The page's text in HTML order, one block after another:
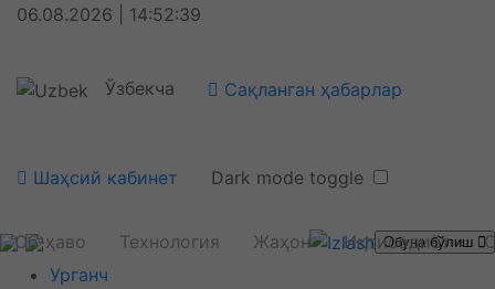
06.08.2026 | 14:52:40
Ўзбекча Сақланган ҳабарлар
Шаҳсий кабинет Dark mode toggle
Об-ҳаво Технология Жаҳон Иқтисодиёт
Обуна бўлиш
Урганч